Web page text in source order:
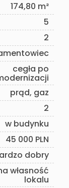
174,80 m²
5
2
cegła po
prąd, gaz
2
w budynku
45 000 PLN
dobry
własność
lokalu